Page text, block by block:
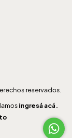
reservados.
ingresá acá.